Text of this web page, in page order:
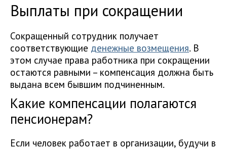
Выплаты при сокращении
Сокращенный сотрудник получает
соответствующие денежные возмещения. В
этом случае права работника при сокращении
остаются равными – компенсация должна быть
выдана всем бывшим подчиненным.
Какие компенсации полагаются
пенсионерам?
Если человек работает в организации, будучи в